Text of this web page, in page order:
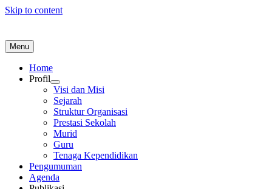
Skip to content
Menu
Home
Profil
Visi dan Misi
Sejarah
Struktur Organisasi
Prestasi Sekolah
Murid
Guru
Tenaga Kependidikan
Pengumuman
Agenda